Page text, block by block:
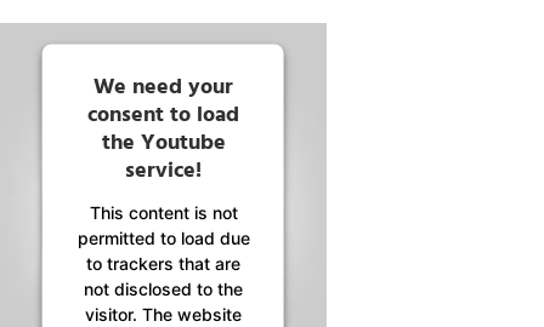
We need your
consent to load
the Youtube
service!
This content is not
permitted to load due
to trackers that are
not disclosed to the
visitor. The website